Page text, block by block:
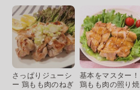
さっぱりジューシ
ー 鶏もも肉のねぎ
基本をマスター！
鶏もも肉の照り焼